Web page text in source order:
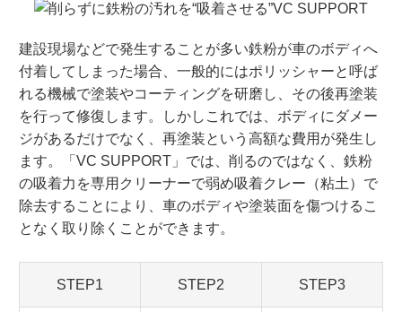
建設現場などで発生することが多い鉄粉が車のボディへ
付着してしまった場合、一般的にはポリッシャーと呼ば
れる機械で塗装やコーティングを研磨し、その後再塗装
を行って修復します。しかしこれでは、ボディにダメー
ジがあるだけでなく、再塗装という高額な費用が発生し
ます。「VC SUPPORT」では、削るのではなく、鉄粉
の吸着力を専用クリーナーで弱め吸着クレー（粘土）で
除去することにより、車のボディや塗装面を傷つけるこ
となく取り除くことができます。
STEP1 STEP2 STEP3